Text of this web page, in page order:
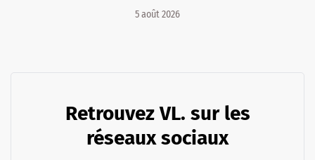
5 août 2026
Retrouvez VL. sur les
réseaux sociaux